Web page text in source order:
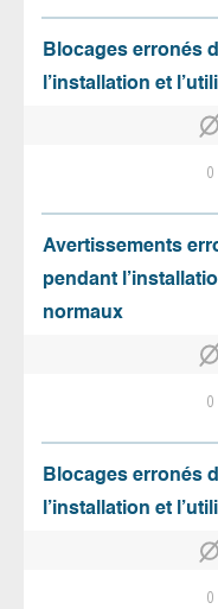
Blocages erronés
l’installation et
0
Avertissements
pendant
normaux
0
Blocages erronés
l’installation et
0